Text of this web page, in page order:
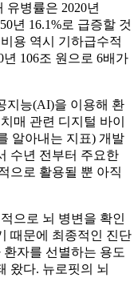
유병률은 2020년
년 16.1%로 급증할 것
용 역시 기하급수적
년 106조 원으로 6배가
지능(AI)을 이용해 환
매 관련 디지털 바이
알아내는 지표) 개발
수년 전부터 주요한
으로 활용될 뿐 아직
으로 뇌 병변을 확인
때문에 최종적인 진단
자를 선별하는 용도
왔다. 뉴로핏의 뇌